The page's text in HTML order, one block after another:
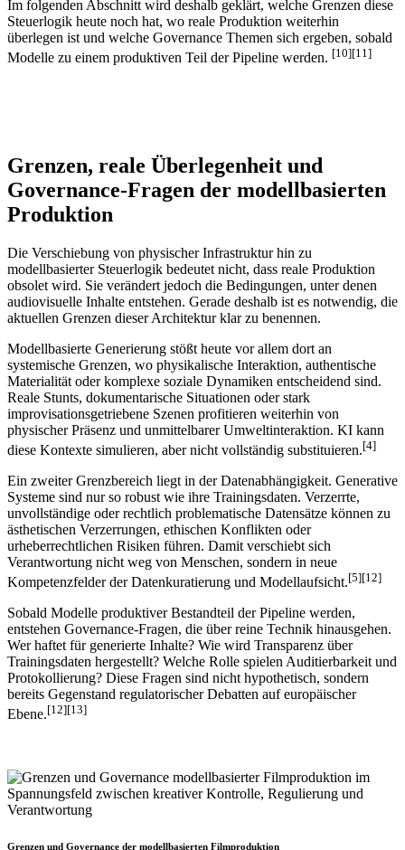
Im folgenden Abschnitt wird deshalb geklärt, welche Grenzen diese
Steuerlogik heute noch hat, wo reale Produktion weiterhin
überlegen ist und welche Governance Themen sich ergeben, sobald
Modelle zu einem produktiven Teil der Pipeline werden. [10][11]
Grenzen, reale Überlegenheit und
Governance-Fragen der modellbasierten
Produktion
Die Verschiebung von physischer Infrastruktur hin zu
modellbasierter Steuerlogik bedeutet nicht, dass reale Produktion
obsolet wird. Sie verändert jedoch die Bedingungen, unter denen
audiovisuelle Inhalte entstehen. Gerade deshalb ist es notwendig, die
aktuellen Grenzen dieser Architektur klar zu benennen.
Modellbasierte Generierung stößt heute vor allem dort an
systemische Grenzen, wo physikalische Interaktion, authentische
Materialität oder komplexe soziale Dynamiken entscheidend sind.
Reale Stunts, dokumentarische Situationen oder stark
improvisationsgetriebene Szenen profitieren weiterhin von
physischer Präsenz und unmittelbarer Umweltinteraktion. KI kann
diese Kontexte simulieren, aber nicht vollständig substituieren.[4]
Ein zweiter Grenzbereich liegt in der Datenabhängigkeit. Generative
Systeme sind nur so robust wie ihre Trainingsdaten. Verzerrte,
unvollständige oder rechtlich problematische Datensätze können zu
ästhetischen Verzerrungen, ethischen Konflikten oder
urheberrechtlichen Risiken führen. Damit verschiebt sich
Verantwortung nicht weg von Menschen, sondern in neue
Kompetenzfelder der Datenkuratierung und Modellaufsicht.[5][12]
Sobald Modelle produktiver Bestandteil der Pipeline werden,
entstehen Governance-Fragen, die über reine Technik hinausgehen.
Wer haftet für generierte Inhalte? Wie wird Transparenz über
Trainingsdaten hergestellt? Welche Rolle spielen Auditierbarkeit und
Protokollierung? Diese Fragen sind nicht hypothetisch, sondern
bereits Gegenstand regulatorischer Debatten auf europäischer
Ebene.[12][13]
Grenzen und Governance der modellbasierten Filmproduktion